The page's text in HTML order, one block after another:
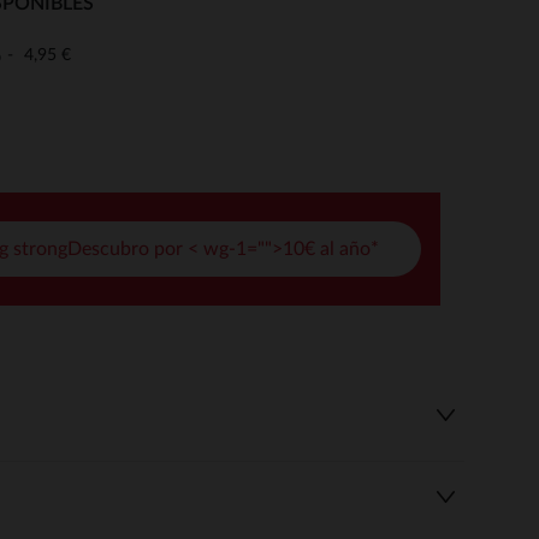
de privacidad, garantizando el cumplimiento de las
4,95 €
strongDescubro por < wg-1="">10€ al año*